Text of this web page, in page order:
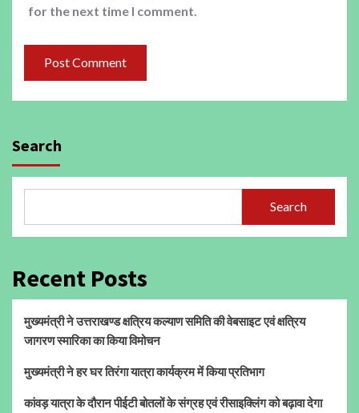
for the next time I comment.
Search
Search
Recent Posts
मुख्यमंत्री ने उत्तराखण्ड क्षत्रिय कल्याण समिति की वेबसाइट एवं क्षत्रिय
जागरण स्मारिका का किया विमोचन
मुख्यमंत्री ने हर घर तिरंगा यात्रा कार्यक्रम में किया प्रतिभाग
कांवड़ यात्रा के दौरान पीईटी बोतलों के संग्रह एवं रीसाइक्लिंग को बढ़ावा देगा